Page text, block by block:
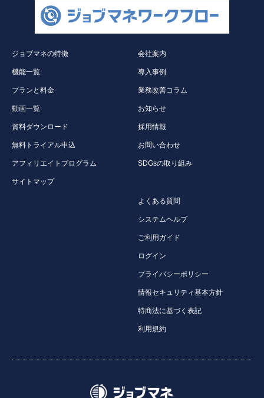
ジョブマネの特徴
機能一覧
プランと料金
動画一覧
資料ダウンロード
無料トライアル申込
アフィリエイトプログラム
サイトマップ
会社案内
導入事例
業務改善コラム
お知らせ
採用情報
お問い合わせ
SDGsの取り組み
よくある質問
システムヘルプ
ご利用ガイド
ログイン
プライバシーポリシー
情報セキュリティ基本方針
特商法に基づく表記
利用規約